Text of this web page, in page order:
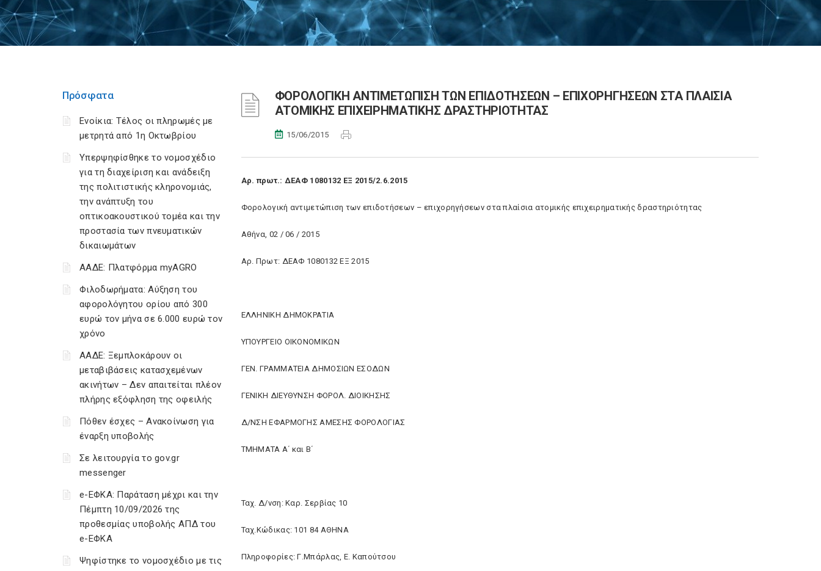
Πρόσφατα
Ενοίκια: Τέλος οι πληρωμές με
μετρητά από 1η Οκτωβρίου
Υπερψηφίσθηκε το νομοσχέδιο
για τη διαχείριση και ανάδειξη
της πολιτιστικής κληρονομιάς,
την ανάπτυξη του
οπτικοακουστικού τομέα και την
προστασία των πνευματικών
δικαιωμάτων
ΑΑΔΕ: Πλατφόρμα myAGRO
Φιλοδωρήματα: Αύξηση του
αφορολόγητου ορίου από 300
ευρώ τον μήνα σε 6.000 ευρώ τον
χρόνο
ΑΑΔΕ: Ξεμπλοκάρουν οι
μεταβιβάσεις κατασχεμένων
ακινήτων – Δεν απαιτείται πλέον
πλήρης εξόφληση της οφειλής
Πόθεν έσχες – Ανακοίνωση για
έναρξη υποβολής
Σε λειτουργία το gov.gr
messenger
e-ΕΦΚΑ: Παράταση μέχρι και την
Πέμπτη 10/09/2026 της
προθεσμίας υποβολής ΑΠΔ του
e-ΕΦΚΑ
Ψηφίστηκε το νομοσχέδιο με τις
ΦΟΡΟΛΟΓΙΚΗ ΑΝΤΙΜΕΤΩΠΙΣΗ ΤΩΝ ΕΠΙΔΟΤΗΣΕΩΝ – ΕΠΙΧΟΡΗΓΗΣΕΩΝ ΣΤΑ ΠΛΑΙΣΙΑ
ΑΤΟΜΙΚΗΣ ΕΠΙΧΕΙΡΗΜΑΤΙΚΗΣ ΔΡΑΣΤΗΡΙΟΤΗΤΑΣ
15/06/2015
Αρ. πρωτ.: ΔΕΑΦ 1080132 ΕΞ 2015/2.6.2015
Φορολογική αντιμετώπιση των επιδοτήσεων – επιχορηγήσεων στα πλαίσια ατομικής επιχειρηματικής δραστηριότητας
Αθήνα, 02 / 06 / 2015
Αρ. Πρωτ: ΔΕΑΦ 1080132 ΕΞ 2015
ΕΛΛΗΝΙΚΗ ΔΗΜΟΚΡΑΤΙΑ
ΥΠΟΥΡΓΕΙΟ ΟΙΚΟΝΟΜΙΚΩΝ
ΓΕΝ. ΓΡΑΜΜΑΤΕΙΑ ΔΗΜΟΣΙΩΝ ΕΣΟΔΩΝ
ΓΕΝΙΚΗ ΔΙΕΥΘΥΝΣΗ ΦΟΡΟΛ. ΔΙΟΙΚΗΣΗΣ
Δ/ΝΣΗ ΕΦΑΡΜΟΓΗΣ ΑΜΕΣΗΣ ΦΟΡΟΛΟΓΙΑΣ
TMΗΜΑΤΑ Α΄ και Β΄
Ταχ. Δ/νση: Καρ. Σερβίας 10
Ταχ.Κώδικας: 101 84 ΑΘΗΝA
Πληροφορίες: Γ.Μπάρλας, Ε. Καπούτσου